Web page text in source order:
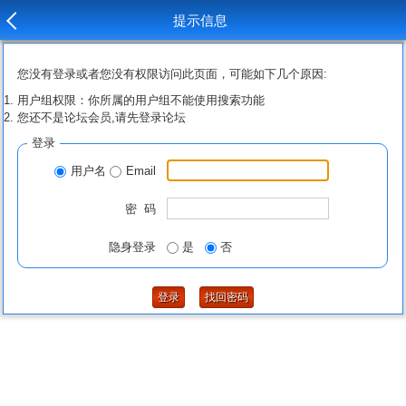
提示信息
您没有登录或者您没有权限访问此页面，可能如下几个原因:
用户组权限：你所属的用户组不能使用搜索功能
您还不是论坛会员,请先登录论坛
登录
用户名 Email
密 码
隐身登录 是 否